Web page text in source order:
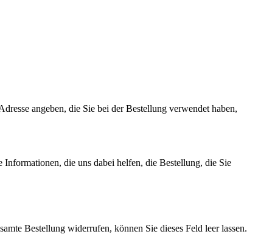
angeben, die Sie bei der Bestellung verwendet haben,
die uns dabei helfen, die Bestellung, die Sie
Bestellung widerrufen, können Sie dieses Feld leer lassen.